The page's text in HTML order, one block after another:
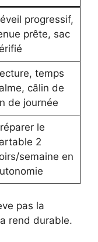
progressif,
prête, sac
temps
câlin de
de journée
le
2
semaine en
pas la
rend durable.